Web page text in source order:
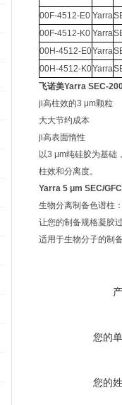
00F-4512-E0 Yarra
00F-4512-K0 Yarra
00H-4512-E0Yarra
00H-4512-K0Yarra
飞诺美Yarra SEC-
ji高柱效的3 μm颗粒
大大节约成本
ji高表面惰性
以3 μm纯硅胶为基础
柱效和分离度。
Yarra 5 μm SEC/
生物分离制备色谱柱
让您的制备规格凝胶
适用于生物分子的制
您的
您的